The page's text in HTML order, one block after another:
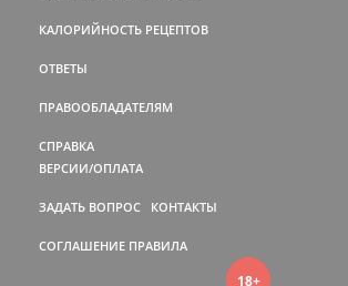
КАЛОРИЙНОСТЬ РЕЦЕПТОВ
ОТВЕТЫ
ПРАВООБЛАДАТЕЛЯМ
СПРАВКА
ВЕРСИИ/ОПЛАТА
ЗАДАТЬ ВОПРОС КОНТАКТЫ
СОГЛАШЕНИЕ ПРАВИЛА
18+